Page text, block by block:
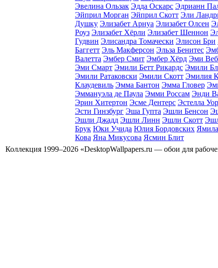
Эвелина Ользак Эдда Оскарс Эдрианн
Эйприл Морган Эйприл Скотт Эли
Душку Элизабет Арнуа Элизабет Олсен
Роуз Элизабет Хёрли Элизабет Шеннон
Гудвин Элисандра Томачески Элисон Бри
Баггетт Эль Макферсон Эльза Бенитес
Валетта Эмбер Смит Эмбер Хёрд Эми
Эми Смарт Эмили Бетт Рикардс Эмили
Эмили Ратаковски Эмили Скотт Эмилия
Клаудевиль Эмма Бантон Эмма Гловер
Эммануэла де Паула Эмми Россам Энди
Эрин Хитертон Эсме Дентерс Эстелла
Эсти Гинзбург Эша Гупта Эшли Бенсон
Эшли Джадд Эшли Линн Эшли Скотт
Брук Юки Учида Юлия Бордовских
Кова Яна Микусова Ясмин Блит
Коллекция 1999–2026 «DesktopWallpapers.ru — обои для